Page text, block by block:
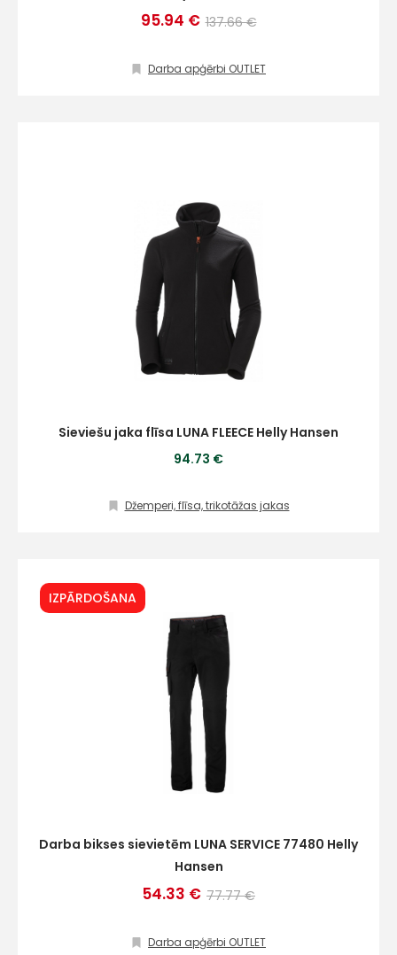
95.94 € 137.66 €
Darba apģērbi OUTLET
Sieviešu jaka flīsa LUNA FLEECE Helly Hansen
94.73 €
Džemperi, flīsa, trikotāžas jakas
IZPĀRDOŠANA
Darba bikses sievietēm LUNA SERVICE 77480 Helly
Hansen
54.33 € 77.77 €
Darba apģērbi OUTLET